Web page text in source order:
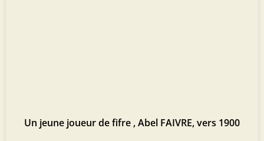
Un jeune joueur de fifre , Abel FAIVRE, vers 1900